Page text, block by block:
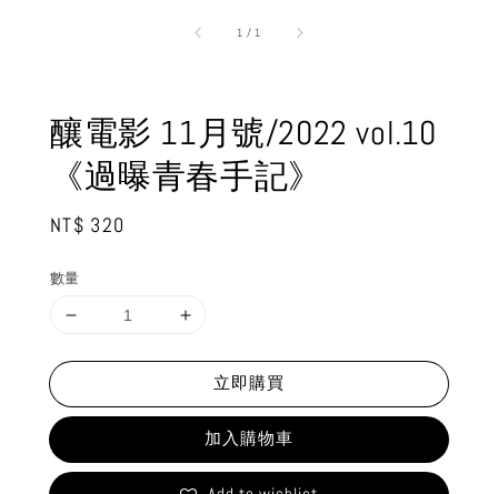
1 / 1
釀電影 11月號/2022 vol.10
《過曝青春手記》
Regular
NT$ 320
數量
立即購買
加入購物車